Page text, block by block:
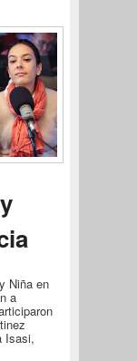
Niña en
a
Isasi,